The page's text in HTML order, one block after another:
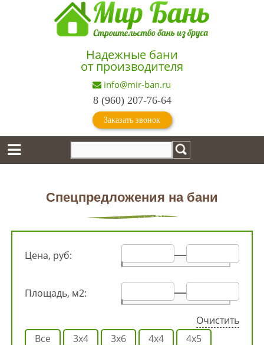
Надежные бани
от производителя
info@mir-ban.ru
8 (960) 207-76-64
Заказать звонок
Спецпредложения на бани
Цена, руб:
Площадь, м2:
Очистить
Все
3х4 3х6 4х4
4х5